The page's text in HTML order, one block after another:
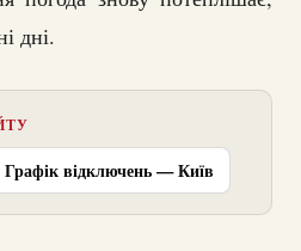
дні.
Графік відключень — Київ